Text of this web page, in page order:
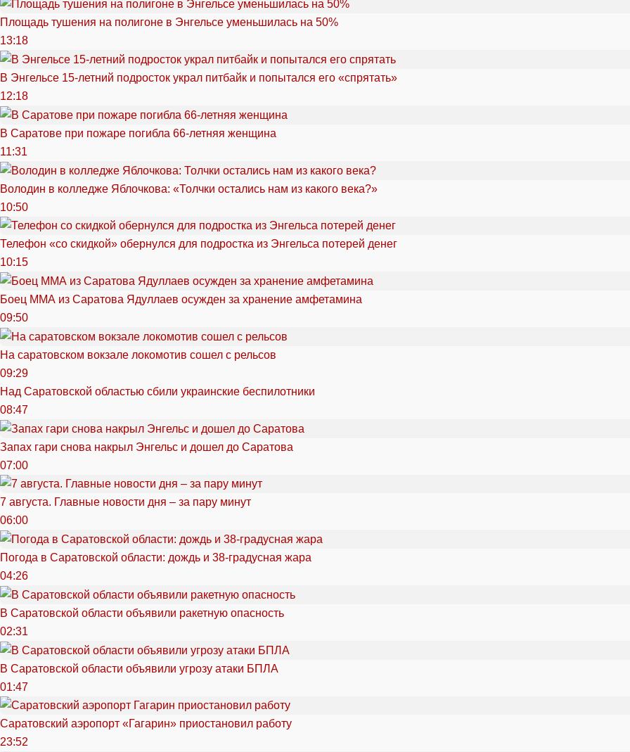
Площадь тушения на полигоне в Энгельсе уменьшилась на 50%
13:18
В Энгельсе 15-летний подросток украл питбайк и попытался его «спрятать»
12:18
В Саратове при пожаре погибла 66-летняя женщина
11:31
Володин в колледже Яблочкова: «Толчки остались нам из какого века?»
10:50
Телефон «со скидкой» обернулся для подростка из Энгельса потерей денег
10:15
Боец ММА из Саратова Ядуллаев осужден за хранение амфетамина
09:50
На саратовском вокзале локомотив сошел с рельсов
09:29
Над Саратовской областью сбили украинские беспилотники
08:47
Запах гари снова накрыл Энгельс и дошел до Саратова
07:00
7 августа. Главные новости дня – за пару минут
06:00
Погода в Саратовской области: дождь и 38-градусная жара
04:26
В Саратовской области объявили ракетную опасность
02:31
В Саратовской области объявили угрозу атаки БПЛА
01:47
Саратовский аэропорт «Гагарин» приостановил работу
23:52